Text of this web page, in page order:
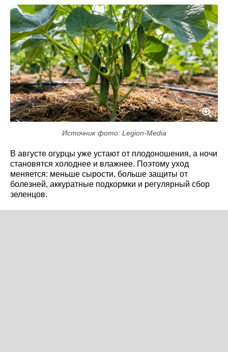
Источник фото: Legion-Media
В августе огурцы уже устают от плодоношения, а ночи
становятся холоднее и влажнее. Поэтому уход
меняется: меньше сырости, больше защиты от
болезней, аккуратные подкормки и регулярный сбор
зеленцов.